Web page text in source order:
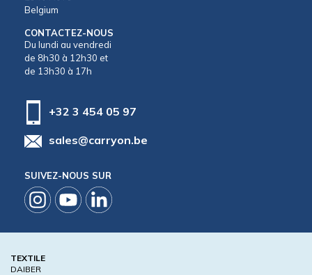
Belgium
CONTACTEZ-NOUS
Du lundi au vendredi
de 8h30 à 12h30 et
de 13h30 à 17h
+32 3 454 05 97
sales@carryon.be
SUIVEZ-NOUS SUR
TEXTILE
DAIBER